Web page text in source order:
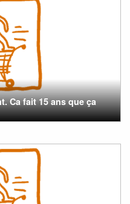
Ca fait 15 ans que ça